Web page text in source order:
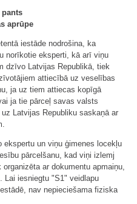
pants
aprūpe
iestāde nodrošina, ka
norīkotie eksperti, kā arī viņu
dzīvo Latvijas Republikā, tiek
attiecībā uz veselības
ja uz tiem attiecas kopīgā
ja tie pārceļ savas valsts
Latvijas Republiku saskaņā ar
un viņu ģimenes locekļu
pārcelšanu, kad viņi izlemj
ar dokumentu apmaiņu,
Lai iesniegtu "S1" veidlapu
nav nepieciešama fiziska